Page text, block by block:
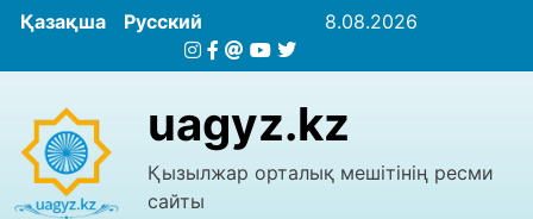
Қазақша Русский 8.08.2026
uagyz.kz
Қызылжар орталық мешітінің ресми
сайты